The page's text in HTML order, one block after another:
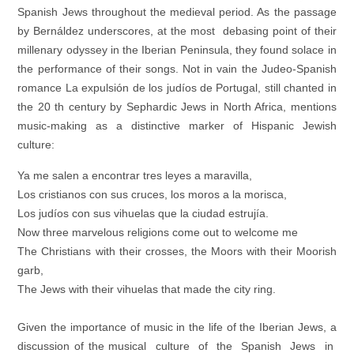
Spanish Jews throughout the medieval period. As the passage
by Bernáldez underscores, at the most debasing point of their
millenary odyssey in the Iberian Peninsula, they found solace in
the performance of their songs. Not in vain the Judeo-Spanish
romance La expulsión de los judíos de Portugal, still chanted in
the 20 th century by Sephardic Jews in North Africa, mentions
music-making as a distinctive marker of Hispanic Jewish
culture:
Ya me salen a encontrar tres leyes a maravilla,
Los cristianos con sus cruces, los moros a la morisca,
Los judíos con sus vihuelas que la ciudad estrujía.
Now three marvelous religions come out to welcome me
The Christians with their crosses, the Moors with their Moorish
garb,
The Jews with their vihuelas that made the city ring.
Given the importance of music in the life of the Iberian Jews, a
discussion of the musical culture of the Spanish Jews in